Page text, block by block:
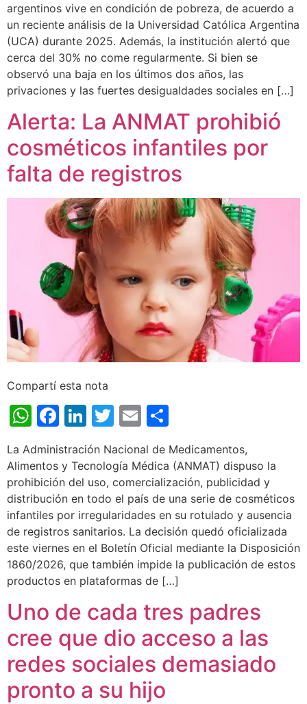
argentinos vive en condición de pobreza, de acuerdo a
un reciente análisis de la Universidad Católica Argentina
(UCA) durante 2025. Además, la institución alertó que
cerca del 30% no come regularmente. Si bien se
observó una baja en los últimos dos años, las
privaciones y las fuertes desigualdades sociales en […]
Alerta: La ANMAT prohibió
cosméticos infantiles por
falta de registros
Compartí esta nota
WhatsApp
Facebook
LinkedIn
Twitter
Email
La Administración Nacional de Medicamentos,
Alimentos y Tecnología Médica (ANMAT) dispuso la
prohibición del uso, comercialización, publicidad y
distribución en todo el país de una serie de cosméticos
infantiles por irregularidades en su rotulado y ausencia
de registros sanitarios. La decisión quedó oficializada
este viernes en el Boletín Oficial mediante la Disposición
1860/2026, que también impide la publicación de estos
productos en plataformas de […]
Uno de cada tres padres
cree que dio acceso a las
redes sociales demasiado
pronto a su hijo